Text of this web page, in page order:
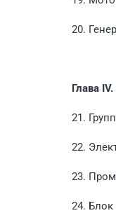
20.
Глава
21.
22.
23.
24. Блок